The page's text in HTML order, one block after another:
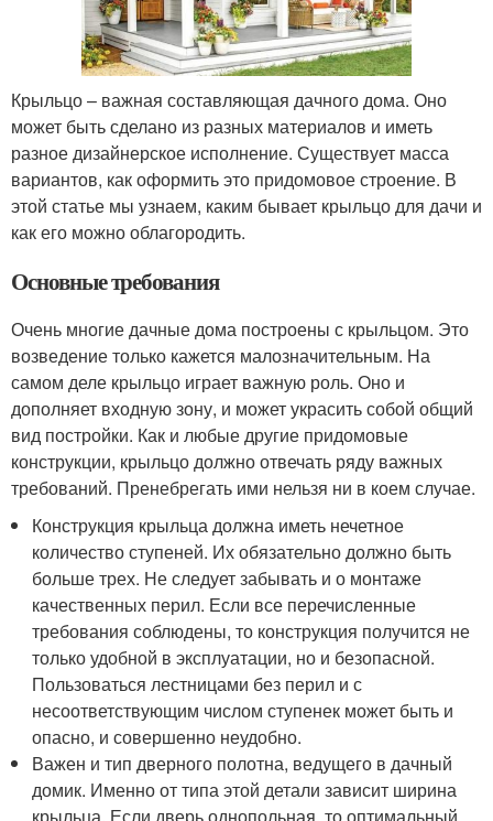
Крыльцо – важная составляющая дачного дома. Оно
может быть сделано из разных материалов и иметь
разное дизайнерское исполнение. Существует масса
вариантов, как оформить это придомовое строение. В
этой статье мы узнаем, каким бывает крыльцо для дачи и
как его можно облагородить.
Основные требования
Очень многие дачные дома построены с крыльцом. Это
возведение только кажется малозначительным. На
самом деле крыльцо играет важную роль. Оно и
дополняет входную зону, и может украсить собой общий
вид постройки. Как и любые другие придомовые
конструкции, крыльцо должно отвечать ряду важных
требований. Пренебрегать ими нельзя ни в коем случае.
Конструкция крыльца должна иметь нечетное
количество ступеней. Их обязательно должно быть
больше трех. Не следует забывать и о монтаже
качественных перил. Если все перечисленные
требования соблюдены, то конструкция получится не
только удобной в эксплуатации, но и безопасной.
Пользоваться лестницами без перил и с
несоответствующим числом ступенек может быть и
опасно, и совершенно неудобно.
Важен и тип дверного полотна, ведущего в дачный
домик. Именно от типа этой детали зависит ширина